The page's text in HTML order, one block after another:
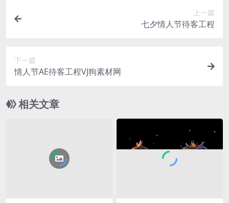
上一篇
七夕情人节待客工程
下一篇
情人节AE待客工程VJ狗素材网
相关文章